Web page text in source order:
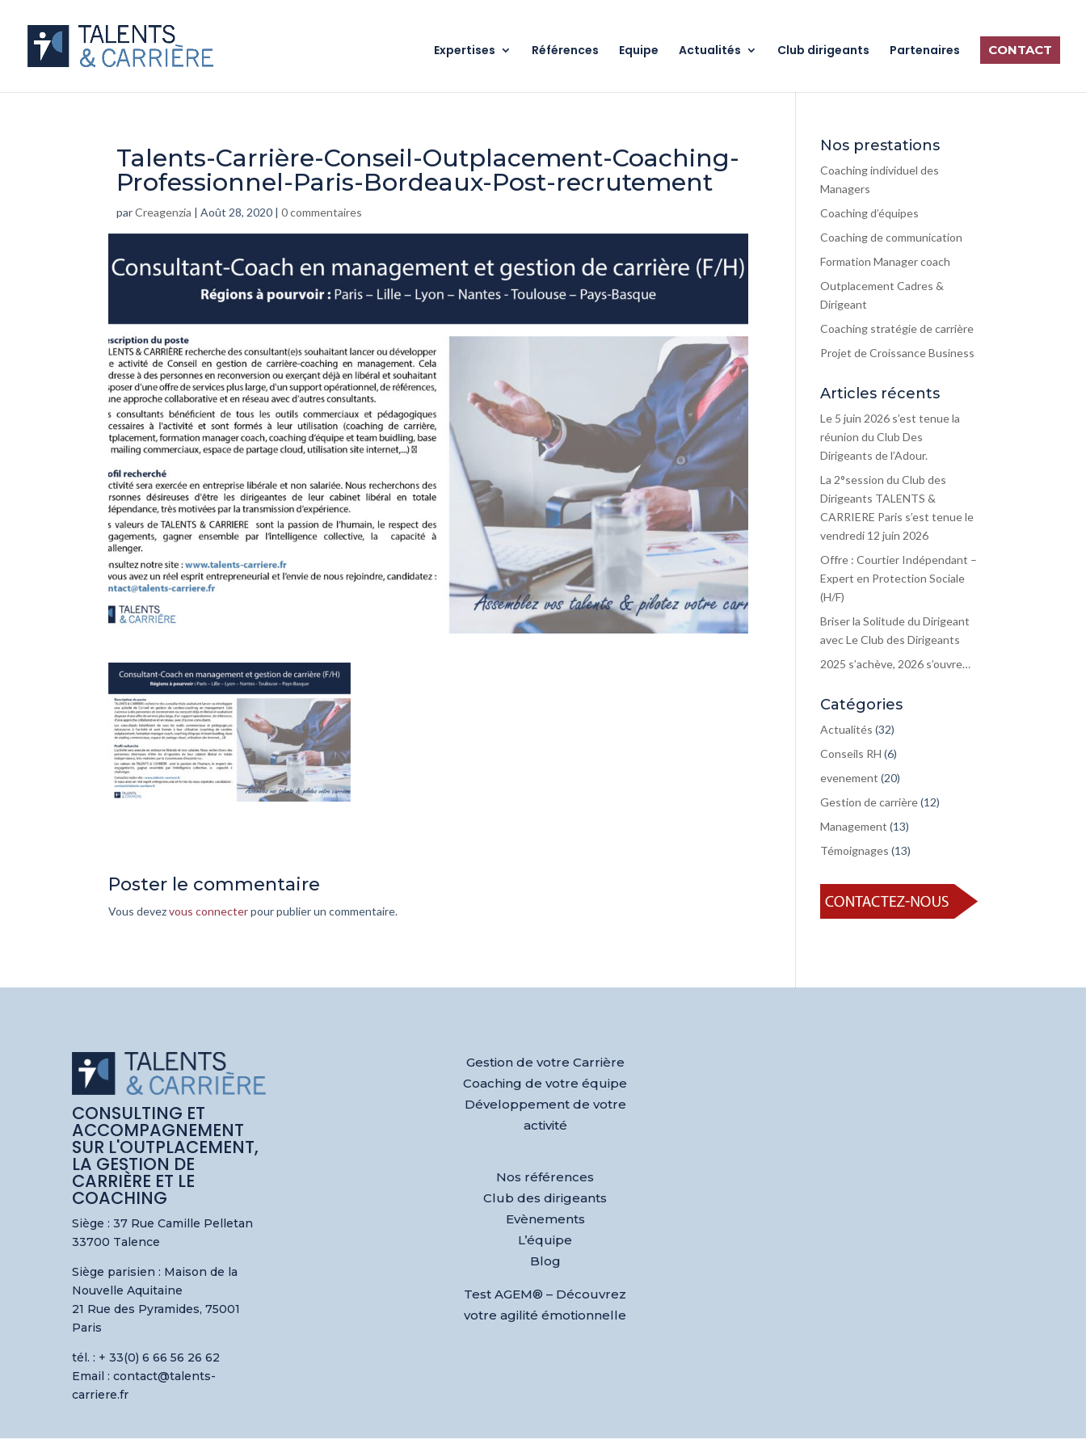
Expertises Références Equipe Actualités Club dirigeants Partenaires CONTACT
Talents-Carrière-Conseil-Outplacement-Coaching-
Professionnel-Paris-Bordeaux-Post-recrutement
parCreagenzia |Août 28, 2020 |0 commentaires
Poster le commentaire
Vous devezvous connecterpour publier un commentaire.
Nos prestations
Coaching individuel des
Managers
Coaching d’équipes
Coaching de communication
Formation Manager coach
Outplacement Cadres &
Dirigeant
Coaching stratégie de carrière
Projet de Croissance Business
Articles récents
Le 5 juin 2026 s’est tenue la
réunion du Club Des
Dirigeants de l’Adour.
La 2°session du Club des
Dirigeants TALENTS &
CARRIERE Paris s’est tenue le
vendredi 12 juin 2026
Offre : Courtier Indépendant –
Expert en Protection Sociale
(H/F)
Briser la Solitude du Dirigeant
avec Le Club des Dirigeants
2025 s’achève, 2026 s’ouvre…
Catégories
Actualités (32)
Conseils RH (6)
evenement (20)
Gestion de carrière(12)
Management (13)
Témoignages (13)
CONSULTING ET
ACCOMPAGNEMENT
SUR L'OUTPLACEMENT,
LA GESTION DE
CARRIÈRE ET LE
COACHING
Siège : 37 Rue Camille Pelletan
33700 Talence
Siège parisien : Maison de la
Nouvelle Aquitaine
21 Rue des Pyramides, 75001
Paris
tél. : + 33(0) 6 66 56 26 62
Email : contact@talents-
carriere.fr
Gestion de votre Carrière
Coaching de votre équipe
Développement de votre
activité
Nos références
Club des dirigeants
Evènements
L’équipe
Blog
Test AGEM® – Découvrez
votre agilité émotionnelle